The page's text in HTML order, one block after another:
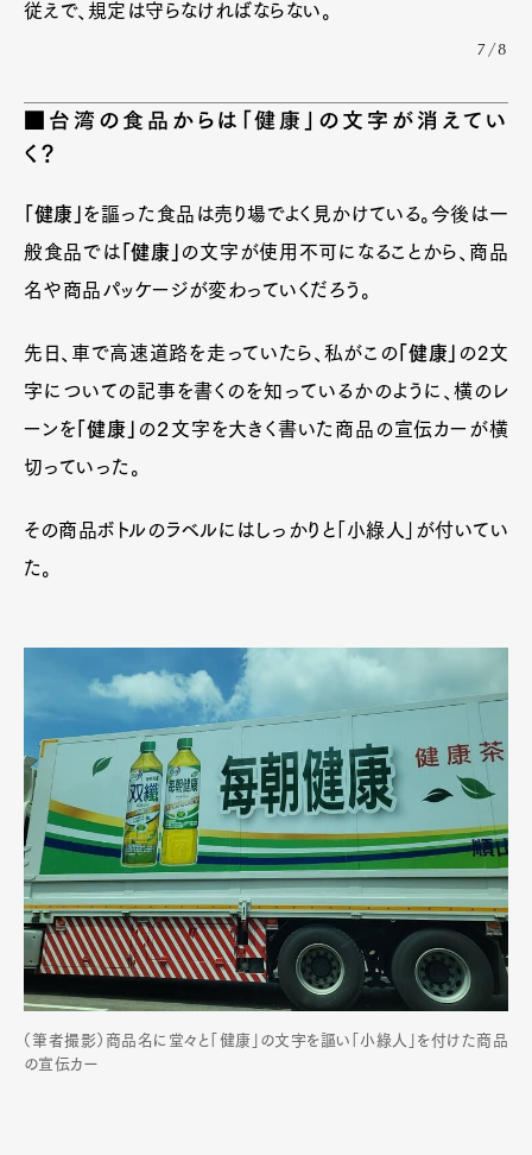
従えで、規定は守らなければならない。
7/8
■台湾の食品からは「健康」の文字が消えてい
く？
「健康」 を謳った食品は売り場でよく見かけている。今後は一
般食品では 「健康」 の文字が使用不可になることから、商品
名や商品パッケージが変わっていくだろう。
先日、車で高速道路を走っていたら、私がこの 「健康」
の2文
字についての記事を書くのを知っているかのように、横のレ
ーンを 「健康」
の２文字を大きく書いた商品の宣伝カーが横
切っていった。
その商品ボトルのラベルにはしっかりと「小綠人」が付いてい
た。
（筆者撮影）商品名に堂々と「健康」の文字を謳い「小綠人」を付けた商品
の宣伝カー